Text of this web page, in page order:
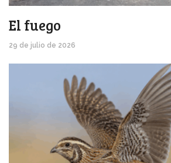
El fuego
29 de julio de 2026